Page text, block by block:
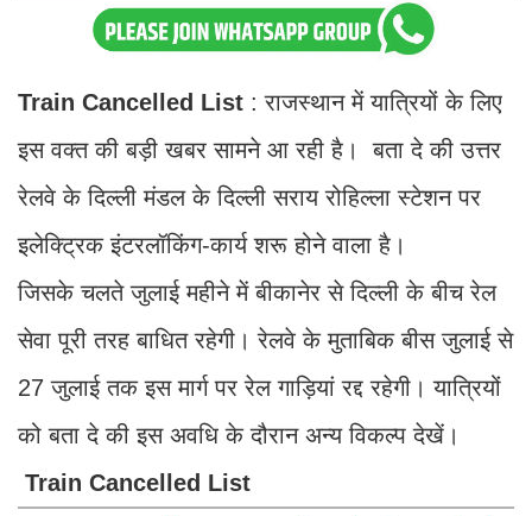
Train Cancelled List : राजस्थान में यात्रियों के लिए
इस वक्त की बड़ी खबर सामने आ रही है। बता दे की उत्तर
रेलवे के दिल्ली मंडल के दिल्ली सराय रोहिल्ला स्टेशन पर
इलेक्ट्रिक इंटरलॉकिंग-कार्य शरू होने वाला है।
जिसके चलते जुलाई महीने में बीकानेर से दिल्ली के बीच रेल
सेवा पूरी तरह बाधित रहेगी। रेलवे के मुताबिक बीस जुलाई से
27 जुलाई तक इस मार्ग पर रेल गाड़ियां रद्द रहेगी। यात्रियों
को बता दे की इस अवधि के दौरान अन्य विकल्प देखें।
Train Cancelled List